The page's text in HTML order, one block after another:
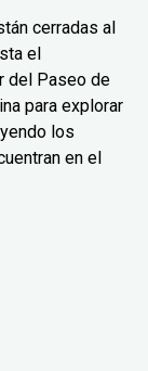
cerradas al
el
del Paseo de
para explorar
los
en el